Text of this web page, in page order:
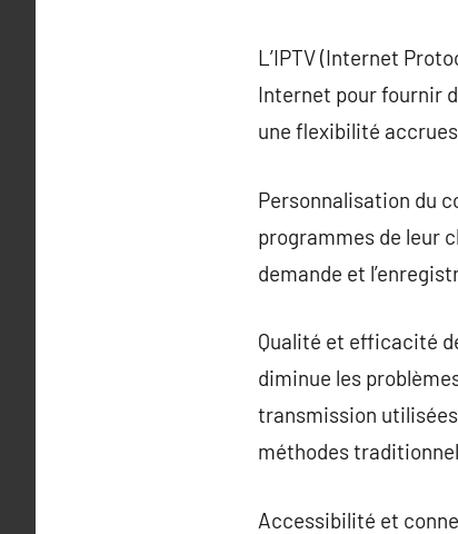
L’IPTV (Internet
Internet pour fournir
une flexibilité
Personnalisation du
programmes de leur
demande et
Qualité et efficacité
diminue les
transmission utilisées
méthodes
Accessibilité et